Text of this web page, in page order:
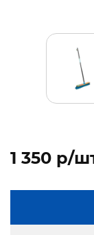
1 350 p/